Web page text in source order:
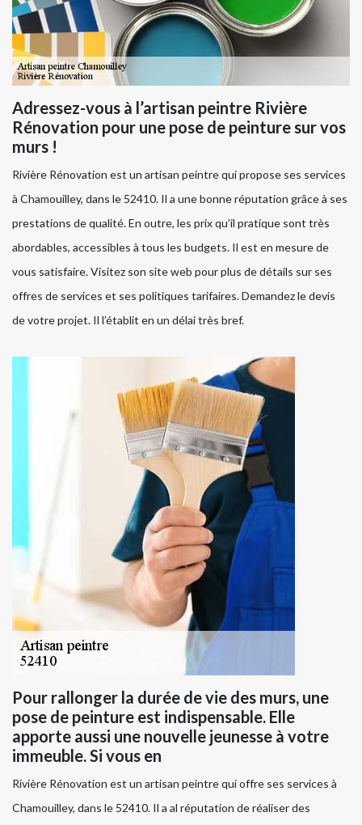
Adressez-vous à l’artisan peintre Rivière
Rénovation pour une pose de peinture sur vos
murs !
Rivière Rénovation est un artisan peintre qui propose ses services
à Chamouilley, dans le 52410. Il a une bonne réputation grâce à ses
prestations de qualité. En outre, les prix qu’il pratique sont très
abordables, accessibles à tous les budgets. Il est en mesure de
vous satisfaire. Visitez son site web pour plus de détails sur ses
offres de services et ses politiques tarifaires. Demandez le devis
de votre projet. Il l’établit en un délai très bref.
Pour rallonger la durée de vie des murs, une
pose de peinture est indispensable. Elle
apporte aussi une nouvelle jeunesse à votre
immeuble. Si vous en
Rivière Rénovation est un artisan peintre qui offre ses services à
Chamouilley, dans le 52410. Il a al réputation de réaliser des